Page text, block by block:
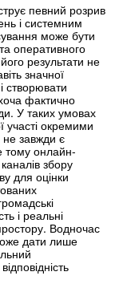
певний розрив
і системним
може бути
оперативного
результати не
значної
створювати
фактично
У таких умовах
участі окремими
не завжди є
тому онлайн-
збору
для оцінки
і реальні
Водночас
дати лише